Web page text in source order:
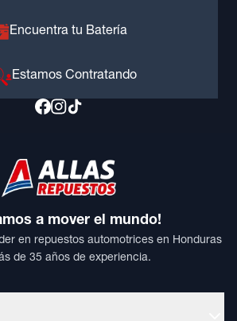
Encuentra tu Batería
Estamos Contratando
a mover el mundo!
en repuestos automotrices en Honduras
de 35 años de experiencia.